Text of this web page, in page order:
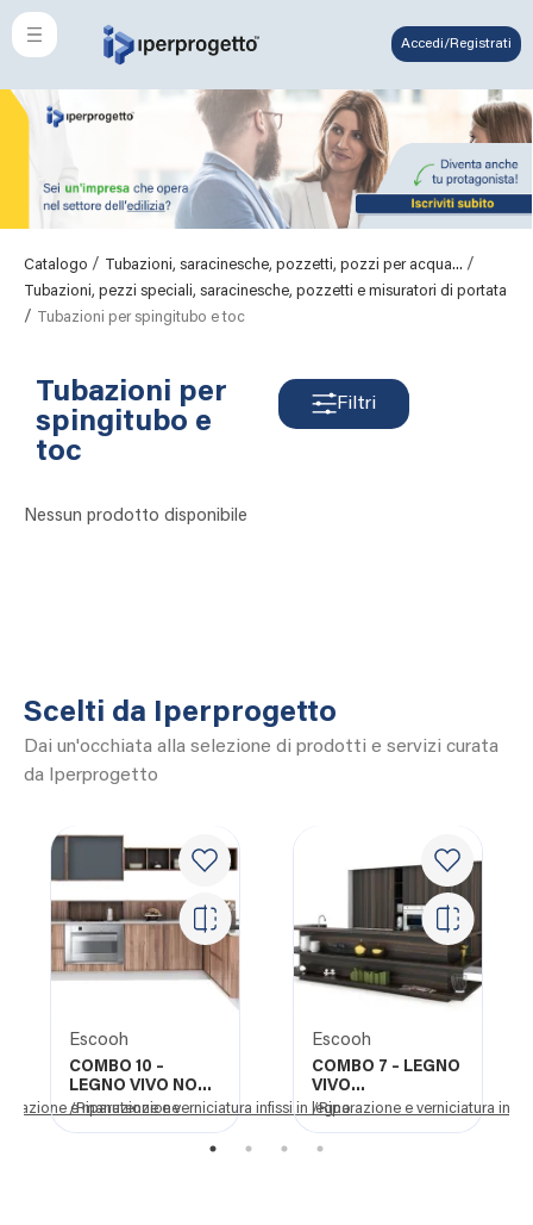
Accedi/Registrati
Catalogo / Tubazioni, saracinesche, pozzetti, pozzi per acqua... /
Tubazioni, pezzi speciali, saracinesche, pozzetti e misuratori di portata
/ Tubazioni per spingitubo e toc
Tubazioni per
spingitubo e
toc
Filtri
Nessun prodotto disponibile
Scelti da Iperprogetto
Dai un'occhiata alla selezione di prodotti e servizi curata
da Iperprogetto
e manutenzione
Escooh
COMBO 10 –
LEGNO VIVO NOCE
NAZIONALE
/Riparazione e verniciatura infissi in legno
Escooh
COMBO 7 – LEGNO
VIVO
PALISSANDRO
/Riparazione e verniciatura
1 2 3 4